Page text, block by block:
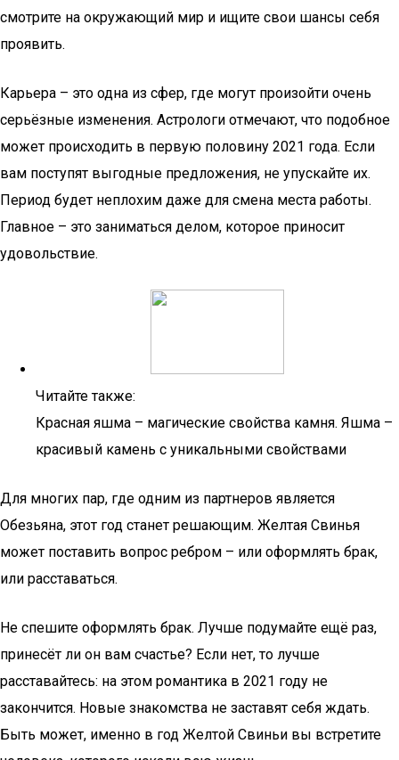
смотрите на окружающий мир и ищите свои шансы себя
проявить.
Карьера – это одна из сфер, где могут произойти очень
серьёзные изменения. Астрологи отмечают, что подобное
может происходить в первую половину 2021 года. Если
вам поступят выгодные предложения, не упускайте их.
Период будет неплохим даже для смена места работы.
Главное – это заниматься делом, которое приносит
удовольствие.
Читайте также:
Красная яшма – магические свойства камня. Яшма –
красивый камень с уникальными свойствами
Для многих пар, где одним из партнеров является
Обезьяна, этот год станет решающим. Желтая Свинья
может поставить вопрос ребром – или оформлять брак,
или расставаться.
Не спешите оформлять брак. Лучше подумайте ещё раз,
принесёт ли он вам счастье? Если нет, то лучше
расставайтесь: на этом романтика в 2021 году не
закончится. Новые знакомства не заставят себя ждать.
Быть может, именно в год Желтой Свиньи вы встретите